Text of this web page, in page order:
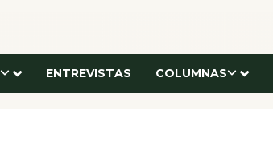
ENTREVISTAS COLUMNAS